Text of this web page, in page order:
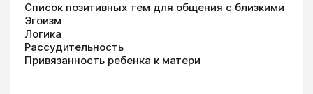
Список позитивных тем для общения с близкими
Эгоизм
Логика
Рассудительность
Привязанность ребенка к матери